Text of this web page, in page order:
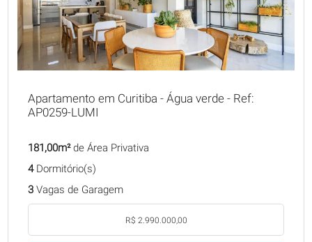
Apartamento em Curitiba - Água verde - Ref:
AP0259-LUMI
181,00m²de Área Privativa
4Dormitório(s)
3Vagas de Garagem
R$ 2.990.000,00